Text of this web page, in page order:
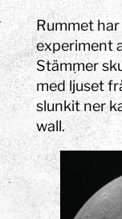
Rummet
experiment
Stämmer
med ljuset
slunkit ner
wall.